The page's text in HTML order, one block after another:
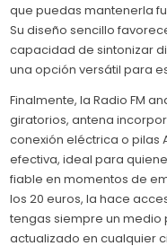
que puedas mantenerla
Su diseño sencillo
capacidad de sintonizar
una opción versátil para
Finalmente, la Radio FM
giratorios, antena
conexión eléctrica o pilas
efectiva, ideal para
fiable en momentos de
los 20 euros, la hace
tengas siempre un medio
actualizado en cualquier